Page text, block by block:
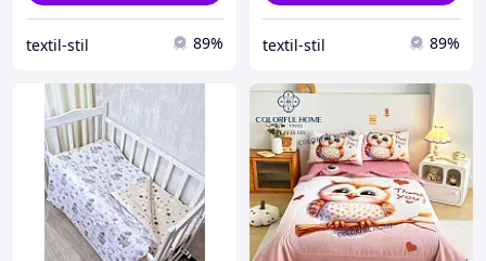
textil-stil 89% textil-stil 89%